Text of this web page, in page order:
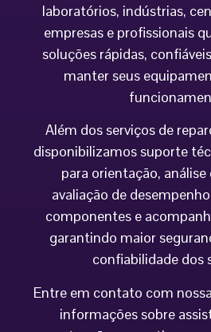
laboratórios, indústrias,
empresas e profissionais
soluções rápidas,
manter seus
Além dos serviços de
disponibilizamos suporte
para orientação,
avaliação de
componentes e
garantindo maior
confiabilidade dos
Entre em contato com
informações sobre